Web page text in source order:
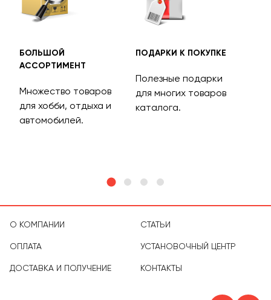
БОЛЬШОЙ
АССОРТИМЕНТ
Множество товаров
для хобби, отдыха и
автомобилей.
ПОДАРКИ К ПОКУПКЕ
Полезные подарки
для многих товаров
каталога.
О КОМПАНИИ
ОПЛАТА
ДОСТАВКА И ПОЛУЧЕНИЕ
СТАТЬИ
УСТАНОВОЧНЫЙ ЦЕНТР
КОНТАКТЫ